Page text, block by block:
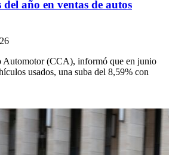
año en ventas de autos
Automotor (CCA), informó que en junio
usados, una suba del 8,59% con